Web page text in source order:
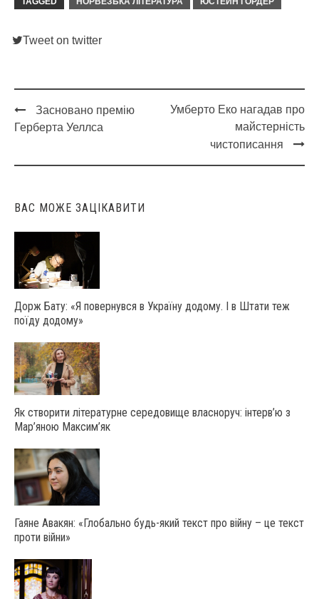
Tweet on twitter
Post
Засновано премію
Герберта Уеллса
Умберто Еко нагадав про
майстерність
чистописання
ВАС МОЖЕ ЗАЦІКАВИТИ
Дорж Бату: «Я повернувся в Україну додому. І в Штати теж
поїду додому»
Як створити літературне середовище власноруч: інтерв’ю з
Мар’яною Максим’як
Гаяне Авакян: «Глобально будь-який текст про війну – це текст
проти війни»